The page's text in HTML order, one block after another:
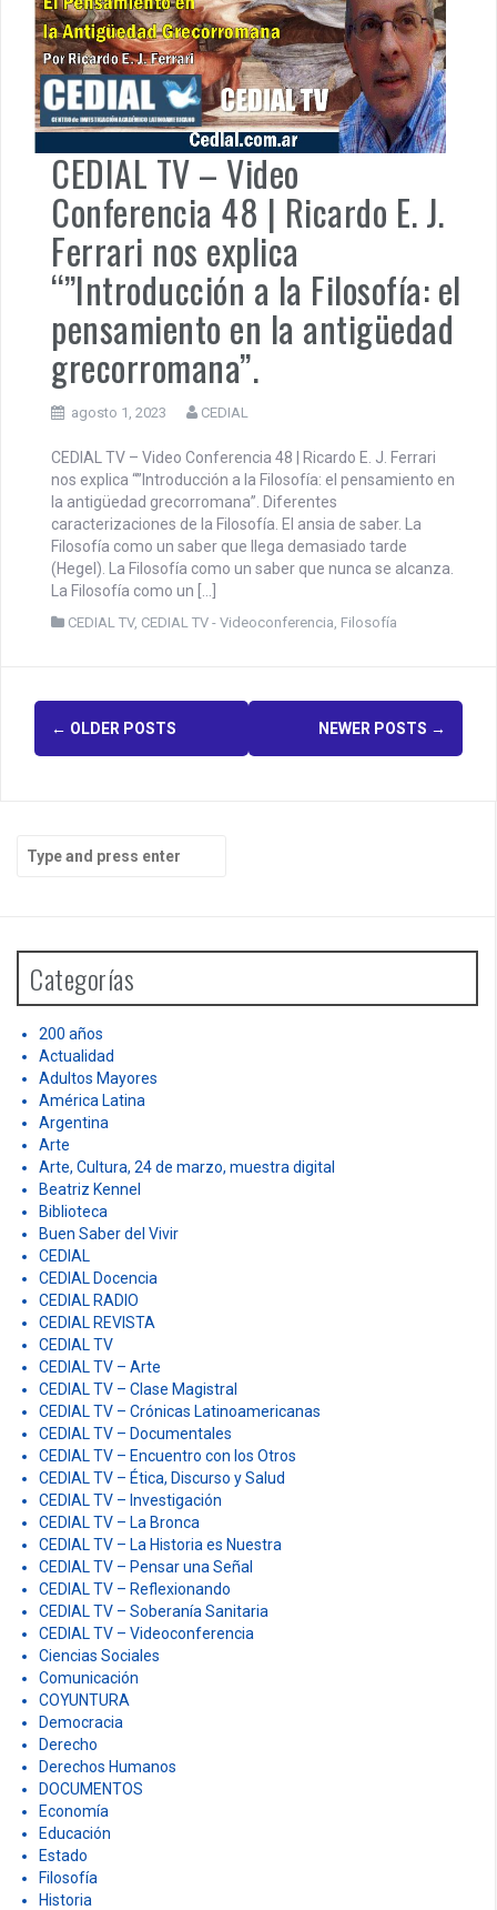
CEDIAL TV – Video
Conferencia 48 | Ricardo E. J.
Ferrari nos explica
“”Introducción a la Filosofía: el
pensamiento en la antigüedad
grecorromana”.
agosto 1, 2023 CEDIAL
CEDIAL TV – Video Conferencia 48 | Ricardo E. J. Ferrari
nos explica “”Introducción a la Filosofía: el pensamiento en
la antigüedad grecorromana”. Diferentes
caracterizaciones de la Filosofía. El ansia de saber. La
Filosofía como un saber que llega demasiado tarde
(Hegel). La Filosofía como un saber que nunca se alcanza.
La Filosofía como un […]
CEDIAL TV, CEDIAL TV - Videoconferencia Filosofía
P
t
n
a
v
i
g
a
t
i
o
n
← OLDER POSTS NEWER POSTS →
h
o
Categorías
200 años
Actualidad
Adultos Mayores
América Latina
Argentina
Arte
Arte, Cultura, 24 de marzo, muestra digital
Beatriz Kennel
Biblioteca
Buen Saber del Vivir
CEDIAL
CEDIAL Docencia
CEDIAL RADIO
CEDIAL REVISTA
CEDIAL TV
CEDIAL TV – Arte
CEDIAL TV – Clase Magistral
CEDIAL TV – Crónicas Latinoamericanas
CEDIAL TV – Documentales
CEDIAL TV – Encuentro con los Otros
CEDIAL TV – Ética, Discurso y Salud
CEDIAL TV – Investigación
CEDIAL TV – La Bronca
CEDIAL TV – La Historia es Nuestra
CEDIAL TV – Pensar una Señal
CEDIAL TV – Reflexionando
CEDIAL TV – Soberanía Sanitaria
CEDIAL TV – Videoconferencia
Ciencias Sociales
Comunicación
COYUNTURA
Democracia
Derecho
Derechos Humanos
DOCUMENTOS
Economía
Educación
Estado
Filosofía
Historia